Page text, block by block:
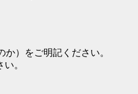
）をご明記ください。
。